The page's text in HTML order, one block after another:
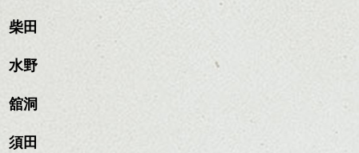
柴田
水野
舘洞
須田